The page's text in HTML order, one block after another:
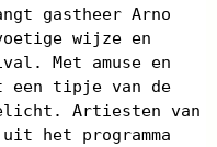
gastheer Arno
wijze en
Met amuse en
een tipje van de
Artiesten van
het programma